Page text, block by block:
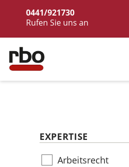
0441/921730
Rufen Sie uns an
EXPERTISE
Arbeitsrecht